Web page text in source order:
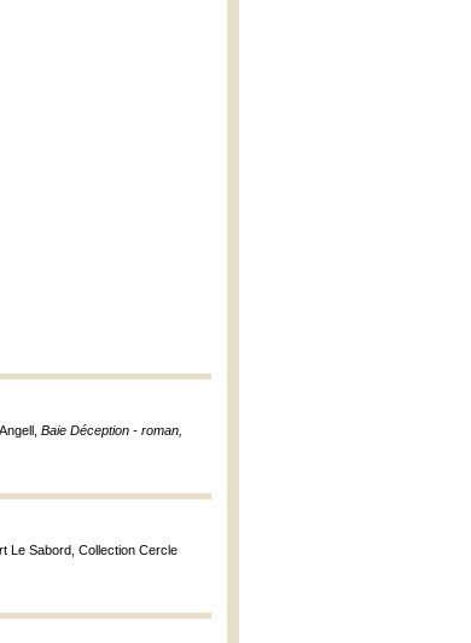
Baie Déception - roman,
Le Sabord, Collection Cercle